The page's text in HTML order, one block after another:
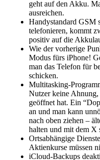
geht auf den Akku.
ausreichen.
Handystandard GSM
telefonieren, kommt
positiv auf die
Wie der vorherige
Modus fürs iPhone!
man das Telefon für
schicken.
Multitasking-
Nutzer keine
geöffnet hat. Ein
an und man kann
nach oben ziehen –
halten und mit dem X
Ortsabhängige
Aktienkurse müssen
iCloud-Backups